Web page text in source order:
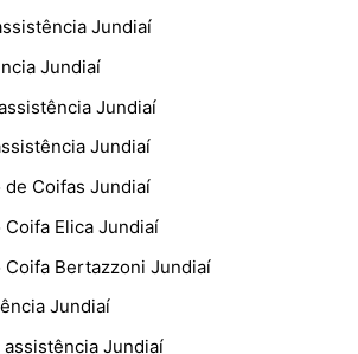
Jundiaí
Jundiaí
Jundiaí
Jundiaí
de Coifas Jundiaí
Coifa Elica Jundiaí
Coifa Bertazzoni Jundiaí
Jundiaí
Jundiaí